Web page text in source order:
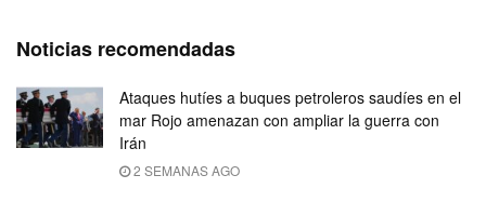
Noticias recomendadas
Ataques hutíes a buques petroleros saudíes en el
mar Rojo amenazan con ampliar la guerra con
Irán
2 SEMANAS AGO